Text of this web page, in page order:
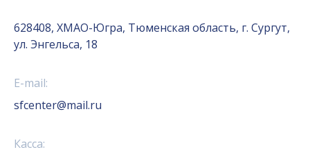
628408, ХМАО-Югра, Тюменская область, г. Сургут,
ул. Энгельса, 18
E-mail:
sfcenter@mail.ru
Касса: